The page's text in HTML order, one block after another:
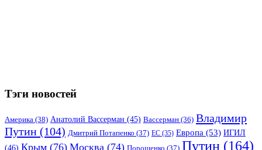
Тэги новостей
Америка (38) Анатолий Вассерман (45) Вассерман (36) Владимир
Путин (104) Дмитрий Потапенко (37) ЕС (35) Европа (53) ИГИЛ
(46) Крым (76) Москва (74) Порошенко (37) Путин (164)